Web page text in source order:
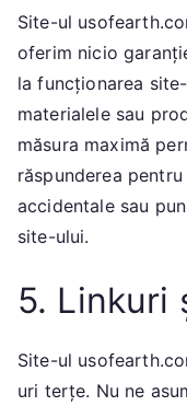
Site-ul
oferim nicio
la funcționarea
materialele sau
măsura maximă
răspunderea
accidentale sau
site-ului.
5. Linkuri
Site-ul
uri terțe. Nu ne